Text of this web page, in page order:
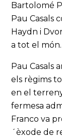
Bartolomé
Pau Casals
Haydn i
a tot el món.
Pau Casals
els règims
en el
fermesa
Franco va
´èxode de